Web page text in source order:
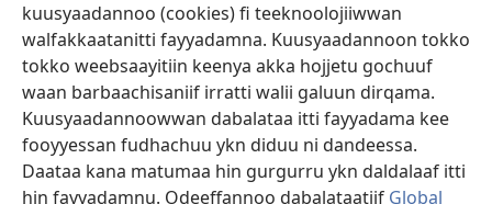
kuusyaadannoo (cookies) fi teeknoolojiiwwan
walfakkaatanitti fayyadamna. Kuusyaadannoon tokko
tokko weebsaayitiin keenya akka hojjetu gochuuf
waan barbaachisaniif irratti walii galuun dirqama.
Kuusyaadannoowwan dabalataa itti fayyadama kee
fooyyessan fudhachuu ykn diduu ni dandeessa.
Daataa kana matumaa hin gurgurru ykn daldalaaf itti
hin fayyadamnu. Odeeffannoo dabalataatiif Global
(opens
new
window)"LAAYIBRARII INTARNEETIIRRAA"
(opens
new
window)
®
(opens
new
window)Appilikeeshinii JW Library